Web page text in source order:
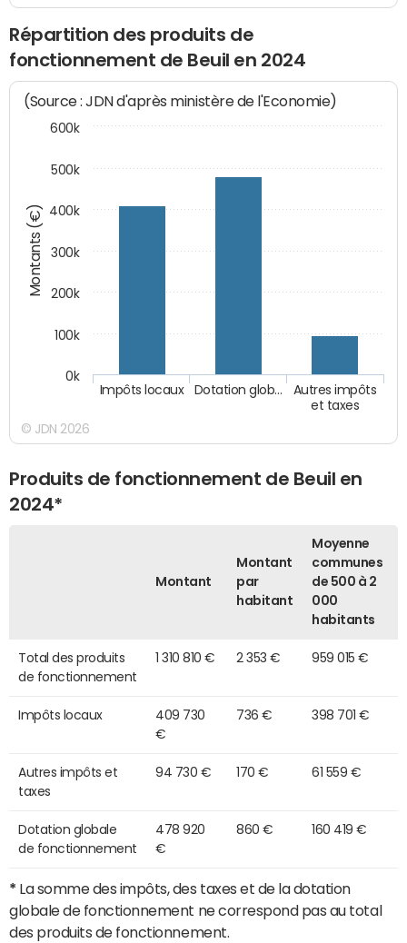
Répartition des produits de
fonctionnement de Beuil en 2024
Montants (€)
(Source : JDN d'après ministère de l'Economie)
Autres impôts
et taxes
Dotation glob…
Impôts locaux
0k
100k
200k
300k
400k
500k
600k
© JDN 2026
Produits de fonctionnement de Beuil en
2024*
Montant
Montant
par
habitant
Moyenne
communes
de 500 à 2
000
habitants
Total des produits
de fonctionnement
1 310 810 € 2 353 € 959 015 €
Impôts locaux
409 730
€
736 € 398 701 €
Autres impôts et
taxes
94 730 € 170 € 61 559 €
Dotation globale
de fonctionnement
478 920
€
860 € 160 419 €
* La somme des impôts, des taxes et de la dotation
globale de fonctionnement ne correspond pas au total
des produits de fonctionnement.